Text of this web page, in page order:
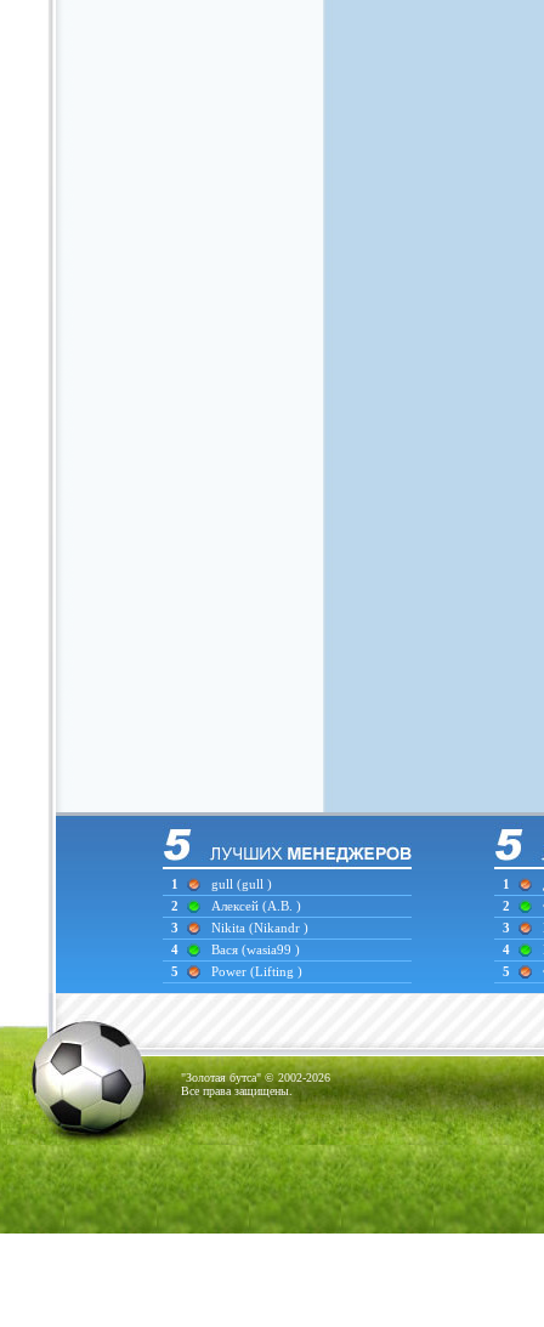
1 gull (gull )
2
Алексей (А.В. )
3
Nikita (Nikandr )
4
Вася (wasia99 )
5
Power (Lifting )
1
2
3
4
5
"Золотая бутса" © 2002-2026
Все права защищены.